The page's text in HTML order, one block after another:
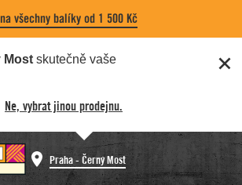
všechny balíky od 1 500 Kč
Most skutečně vaše
Ne, vybrat jinou prodejnu.
Praha - Černý Most